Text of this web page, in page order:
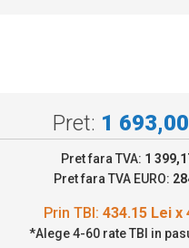
Pret: 1
Pret fara TVA: 1
Pret fara TVA EURO:
*Alege 4-60 rate TBI in